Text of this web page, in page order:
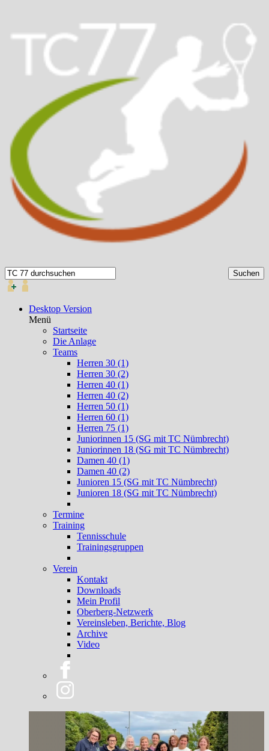
Desktop Version
Menü
Startseite
Die Anlage
Teams
Herren 30 (1)
Herren 30 (2)
Herren 40 (1)
Herren 40 (2)
Herren 50 (1)
Herren 60 (1)
Herren 75 (1)
Juniorinnen 15 (SG mit TC Nümbrecht)
Juniorinnen 18 (SG mit TC Nümbrecht)
Damen 40 (1)
Damen 40 (2)
Junioren 15 (SG mit TC Nümbrecht)
Junioren 18 (SG mit TC Nümbrecht)
Termine
Training
Tennisschule
Trainingsgruppen
Verein
Kontakt
Downloads
Mein Profil
Oberberg-Netzwerk
Vereinsleben, Berichte, Blog
Archive
Video